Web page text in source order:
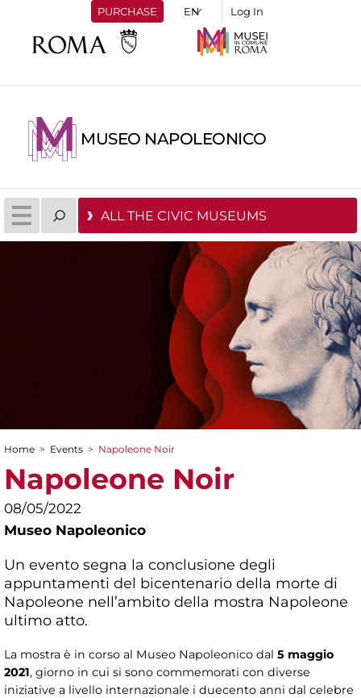
PURCHASE Log In
MUSEO NAPOLEONICO
ALL THE CIVIC MUSEUMS
You are here
Home > Events > Napoleone Noir
Napoleone Noir
08/05/2022
Museo Napoleonico
Un evento segna la conclusione degli
appuntamenti del bicentenario della morte di
Napoleone nell’ambito della mostra Napoleone
ultimo atto.
La mostra è in corso al Museo Napoleonico dal 5 maggio
2021, giorno in cui si sono commemorati con diverse
iniziative a livello internazionale i duecento anni dal celebre